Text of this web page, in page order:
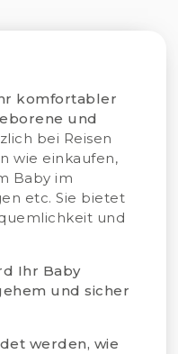
komfortabler
und
bei Reisen
wie einkaufen,
Baby im
etc. Sie bietet
und
Ihr Baby
und sicher
werden, wie